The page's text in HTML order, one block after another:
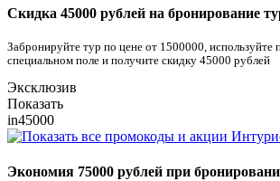
Скидка 45000 рублей на бронирование
Забронируйте тур по цене от 1500000, используйте
специальном поле и получите скидку 45000 рублей
Эксклюзив
Показать
in45000
Экономия 75000 рублей при